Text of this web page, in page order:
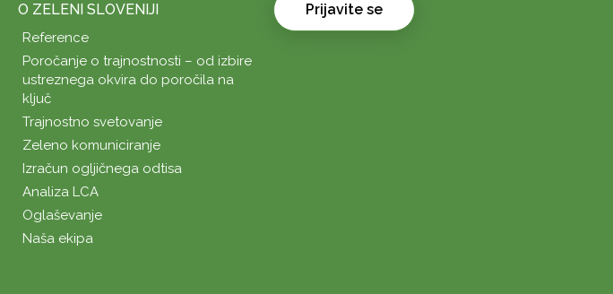
O ZELENI SLOVENIJI
Reference
Poročanje o trajnostnosti – od izbire
ustreznega okvira do poročila na
ključ
Trajnostno svetovanje
Zeleno komuniciranje
Izračun ogljičnega odtisa
Analiza LCA
Oglaševanje
Naša ekipa
Prijavite se